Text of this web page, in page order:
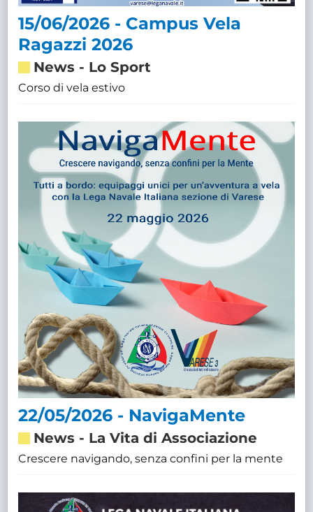
15/06/2026 - Campus Vela
Ragazzi 2026
News - Lo Sport
Corso di vela estivo
22/05/2026 - NavigaMente
News - La Vita di Associazione
Crescere navigando, senza confini per la mente